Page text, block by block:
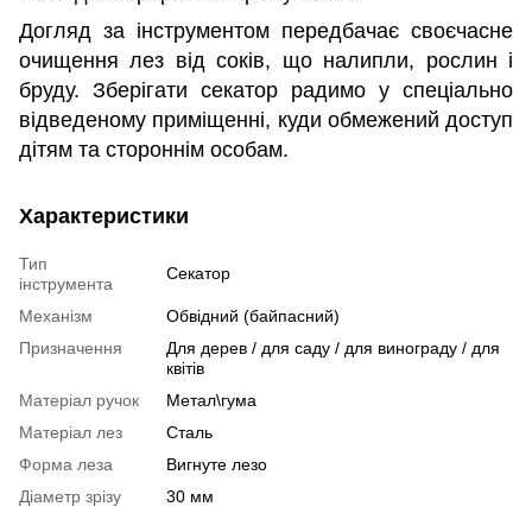
Догляд за інструментом передбачає своєчасне
очищення лез від соків, що налипли, рослин і
бруду. Зберігати секатор радимо у спеціально
відведеному приміщенні, куди обмежений доступ
дітям та стороннім особам.
Характеристики
Тип
інструмента
Секатор
Механізм
Обвідний (байпасний)
Призначення
Для дерев / для саду / для винограду / для
квітів
Матеріал ручок
Метал\гума
Матеріал лез
Сталь
Форма леза
Вигнуте лезо
Діаметр зрізу
30 мм